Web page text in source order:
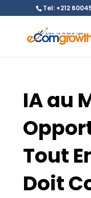
Tel: +212
IA au
Tout
Doit